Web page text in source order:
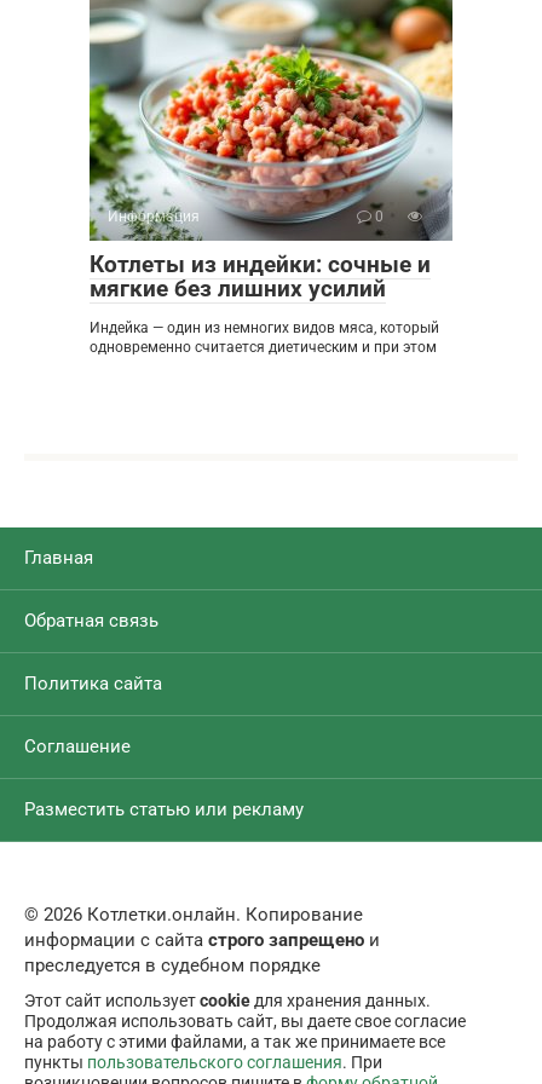
Информация 0
Котлеты из индейки: сочные и
мягкие без лишних усилий
Индейка — один из немногих видов мяса, который
одновременно считается диетическим и при этом
Главная
Обратная связь
Политика сайта
Соглашение
Разместить статью или рекламу
© 2026 Котлетки.онлайн. Копирование
информации с сайта строго запрещено и
преследуется в судебном порядке
Этот сайт используетcookie для хранения данных.
Продолжая использовать сайт, вы даете свое согласие
на работу с этими файлами, а так же принимаете все
пункты пользовательского соглашения. При